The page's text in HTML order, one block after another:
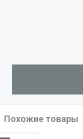
Похожие товары